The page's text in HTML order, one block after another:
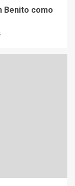
Benito como